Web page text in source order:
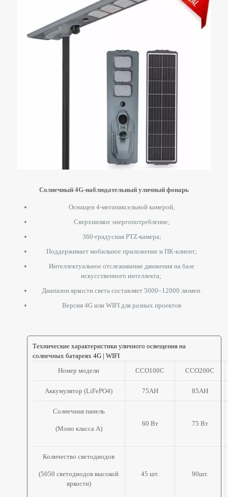
Солнечный 4G-наблюдательный уличный фонарь
Оснащен 4-мегапиксельной камерой;
Сверхнизкое энергопотребление;
360-градусная PTZ-камера;
Поддерживает мобильное приложение и ПК-клиент;
Интеллектуальное отслеживание движения на базе
искусственного интеллекта;
Диапазон яркости света составляет 5000–12000 люмен.
Версия 4G или WIFI для разных проектов
Технические характеристики уличного освещения на
солнечных батареях 4G | WIFI
Номер модели
ССО100С ССО200С
Аккумулятор (LiFePO4) 75AH 85AH
Солнечная панель
(Моно класса А)
60 Вт 75 Вт
Количество светодиодов
(5050 светодиодов высокой
яркости)
45 шт. 90шт.